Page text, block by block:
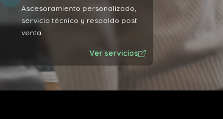
Ascesoramiento personalizado,
servicio técnico y respaldo post
venta.
Ver servicios